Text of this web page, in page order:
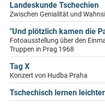
Landeskunde Tschechien
Zwischen Genialität und
"Und plötzlich kamen die
Fotoausstellung über den
Truppen in Prag 1968
Tag X
Konzert von Hudba Praha
Tschechisch lernen